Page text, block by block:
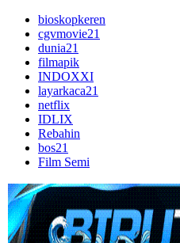
bioskopkeren
cgvmovie21
dunia21
filmapik
INDOXXI
layarkaca21
netflix
IDLIX
Rebahin
bos21
Film Semi